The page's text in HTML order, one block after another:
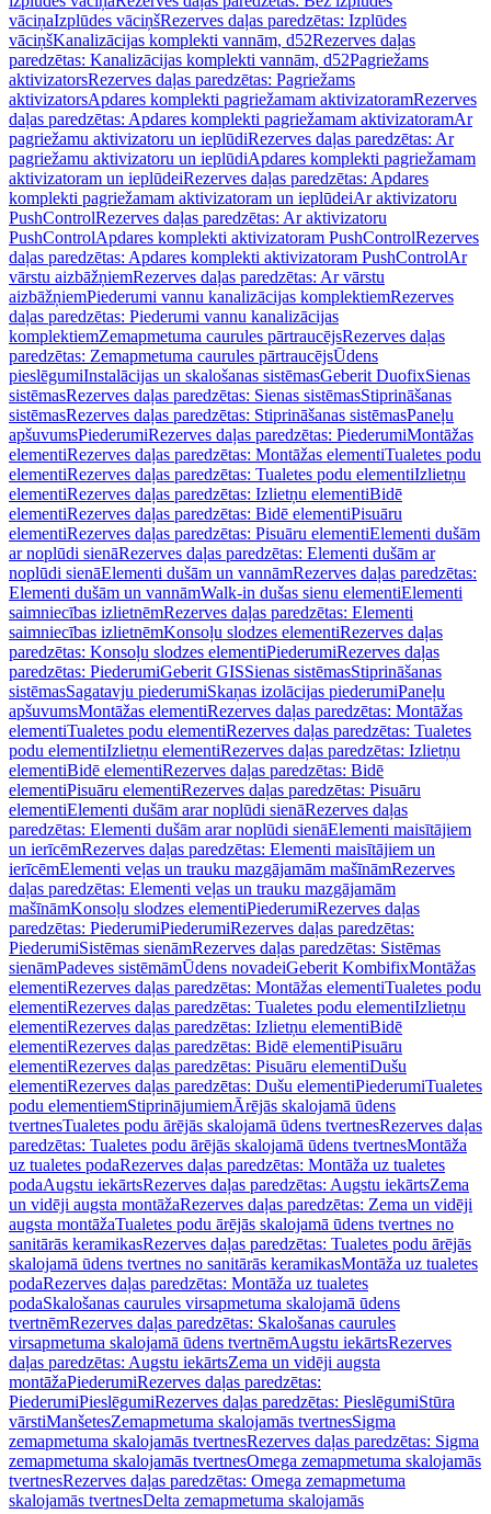
vāciņaIzplūdes vāciņšRezerves daļas paredzētas: Izplūdes
vāciņšKanalizācijas komplekti vannām, d52Rezerves daļas
paredzētas: Kanalizācijas komplekti vannām, d52Pagriežams
aktivizatorsRezerves daļas paredzētas: Pagriežams
aktivizatorsApdares komplekti pagriežamam aktivizatoramRezerves
daļas paredzētas: Apdares komplekti pagriežamam aktivizatoramAr
pagriežamu aktivizatoru un ieplūdiRezerves daļas paredzētas: Ar
pagriežamu aktivizatoru un ieplūdiApdares komplekti pagriežamam
aktivizatoram un ieplūdeiRezerves daļas paredzētas: Apdares
komplekti pagriežamam aktivizatoram un ieplūdeiAr aktivizatoru
PushControlRezerves daļas paredzētas: Ar aktivizatoru
PushControlApdares komplekti aktivizatoram PushControlRezerves
daļas paredzētas: Apdares komplekti aktivizatoram PushControlAr
vārstu aizbāžņiemRezerves daļas paredzētas: Ar vārstu
aizbāžņiemPiederumi vannu kanalizācijas komplektiemRezerves
daļas paredzētas: Piederumi vannu kanalizācijas
komplektiemZemapmetuma caurules pārtraucējsRezerves daļas
paredzētas: Zemapmetuma caurules pārtraucējsŪdens
pieslēgumiInstalācijas un skalošanas sistēmasGeberit DuofixSienas
sistēmasRezerves daļas paredzētas: Sienas sistēmasStiprināšanas
sistēmasRezerves daļas paredzētas: Stiprināšanas sistēmasPaneļu
apšuvumsPiederumiRezerves daļas paredzētas: PiederumiMontāžas
elementiRezerves daļas paredzētas: Montāžas elementiTualetes podu
elementiRezerves daļas paredzētas: Tualetes podu elementiIzlietņu
elementiRezerves daļas paredzētas: Izlietņu elementiBidē
elementiRezerves daļas paredzētas: Bidē elementiPisuāru
elementiRezerves daļas paredzētas: Pisuāru elementiElementi dušām
ar noplūdi sienāRezerves daļas paredzētas: Elementi dušām ar
noplūdi sienāElementi dušām un vannāmRezerves daļas paredzētas:
Elementi dušām un vannāmWalk-in dušas sienu elementiElementi
saimniecības izlietnēmRezerves daļas paredzētas: Elementi
saimniecības izlietnēmKonsoļu slodzes elementiRezerves daļas
paredzētas: Konsoļu slodzes elementiPiederumiRezerves daļas
paredzētas: PiederumiGeberit GISSienas sistēmasStiprināšanas
sistēmasSagatavju piederumiSkaņas izolācijas piederumiPaneļu
apšuvumsMontāžas elementiRezerves daļas paredzētas: Montāžas
elementiTualetes podu elementiRezerves daļas paredzētas: Tualetes
podu elementiIzlietņu elementiRezerves daļas paredzētas: Izlietņu
elementiBidē elementiRezerves daļas paredzētas: Bidē
elementiPisuāru elementiRezerves daļas paredzētas: Pisuāru
elementiElementi dušām arar noplūdi sienāRezerves daļas
paredzētas: Elementi dušām arar noplūdi sienāElementi maisītājiem
un ierīcēmRezerves daļas paredzētas: Elementi maisītājiem un
ierīcēmElementi veļas un trauku mazgājamām mašīnāmRezerves
daļas paredzētas: Elementi veļas un trauku mazgājamām
mašīnāmKonsoļu slodzes elementiPiederumiRezerves daļas
paredzētas: PiederumiPiederumiRezerves daļas paredzētas:
PiederumiSistēmas sienāmRezerves daļas paredzētas: Sistēmas
sienāmPadeves sistēmāmŪdens novadeiGeberit KombifixMontāžas
elementiRezerves daļas paredzētas: Montāžas elementiTualetes podu
elementiRezerves daļas paredzētas: Tualetes podu elementiIzlietņu
elementiRezerves daļas paredzētas: Izlietņu elementiBidē
elementiRezerves daļas paredzētas: Bidē elementiPisuāru
elementiRezerves daļas paredzētas: Pisuāru elementiDušu
elementiRezerves daļas paredzētas: Dušu elementiPiederumiTualetes
podu elementiemStiprinājumiemĀrējās skalojamā ūdens
tvertnesTualetes podu ārējās skalojamā ūdens tvertnesRezerves daļas
paredzētas: Tualetes podu ārējās skalojamā ūdens tvertnesMontāža
uz tualetes podaRezerves daļas paredzētas: Montāža uz tualetes
podaAugstu iekārtsRezerves daļas paredzētas: Augstu iekārtsZema
un vidēji augsta montāžaRezerves daļas paredzētas: Zema un vidēji
augsta montāžaTualetes podu ārējās skalojamā ūdens tvertnes no
sanitārās keramikasRezerves daļas paredzētas: Tualetes podu ārējās
skalojamā ūdens tvertnes no sanitārās keramikasMontāža uz tualetes
podaRezerves daļas paredzētas: Montāža uz tualetes
podaSkalošanas caurules virsapmetuma skalojamā ūdens
tvertnēmRezerves daļas paredzētas: Skalošanas caurules
virsapmetuma skalojamā ūdens tvertnēmAugstu iekārtsRezerves
daļas paredzētas: Augstu iekārtsZema un vidēji augsta
montāžaPiederumiRezerves daļas paredzētas:
PiederumiPieslēgumiRezerves daļas paredzētas: PieslēgumiStūra
vārstiManšetesZemapmetuma skalojamās tvertnesSigma
zemapmetuma skalojamās tvertnesRezerves daļas paredzētas: Sigma
zemapmetuma skalojamās tvertnesOmega zemapmetuma skalojamās
tvertnesRezerves daļas paredzētas: Omega zemapmetuma
skalojamās tvertnesDelta zemapmetuma skalojamās